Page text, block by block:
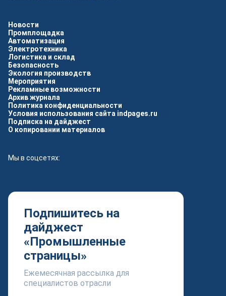
Новости
Промплощадка
Автоматизация
Электротехника
Логистика и склад
Безопасность
Экология производств
Мероприятия
Рекламные возможности
Архив журнала
Политика конфиденциальности
Условия использования сайта indpages.ru
Подписка на дайджест
О копировании материалов
Мы в соцсетях:
Подпишитесь на
дайджест
«Промышленные
страницы»
Ежемесячная рассылка для
специалистов отрасли